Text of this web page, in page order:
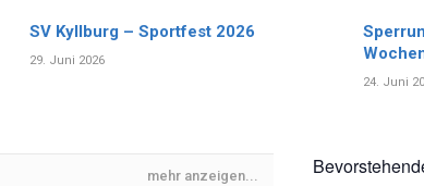
SV Kyllburg – Sportfest 2026
29. Juni 2026
24. Juni
mehr anzeigen...